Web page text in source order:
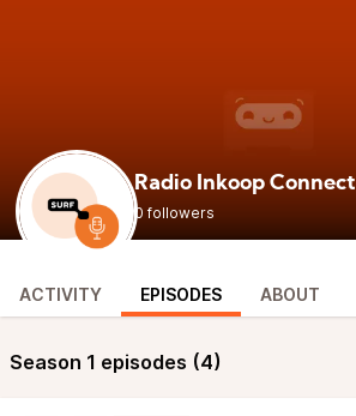
Radio Inkoop Connect
0 followers
ACTIVITY EPISODES ABOUT
Season 1 episodes (4)